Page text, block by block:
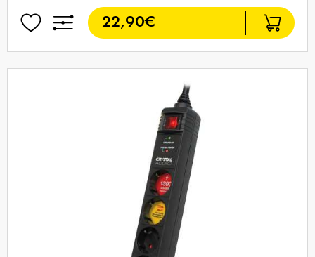
22,90€